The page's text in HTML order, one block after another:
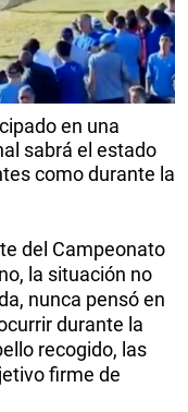
en una
sabrá el estado
como durante la
del Campeonato
la situación no
nunca pensó en
durante la
recogido, las
firme de